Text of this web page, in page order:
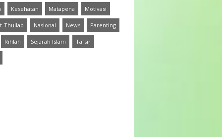
Kesehatan Matapena Motivasi
Thullab Nasional News Parenting
Rihlah Sejarah Islam Tafsir